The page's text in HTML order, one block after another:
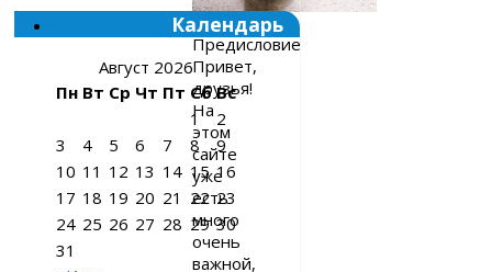
Предисловие
Привет,
друзья!
На
этом
сайте
уже
есть
много
очень
важной,
Календарь
Август 2026
Пн Вт Ср Чт Пт Сб Вс
1
2
3
4 5 6 7 8
9
10 11 12 13 14 15 16
17 18 19 20 21 22 23
24 25 26 27 28 29 30
31